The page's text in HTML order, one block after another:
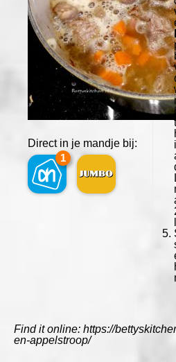
Direct in je mandje bij:
1
Find it online: https://
en-appelstroop/